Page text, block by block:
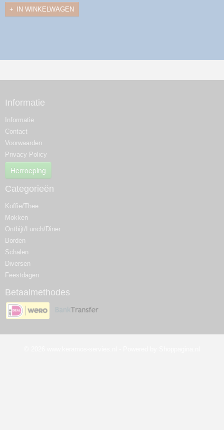
IN WINKELWAGEN
Informatie
Informatie
Contact
Voorwaarden
Privacy Policy
Herroeping
Categorieën
Koffie/Thee
Mokken
Ontbijt/Lunch/Diner
Borden
Schalen
Diversen
Feestdagen
Betaalmethodes